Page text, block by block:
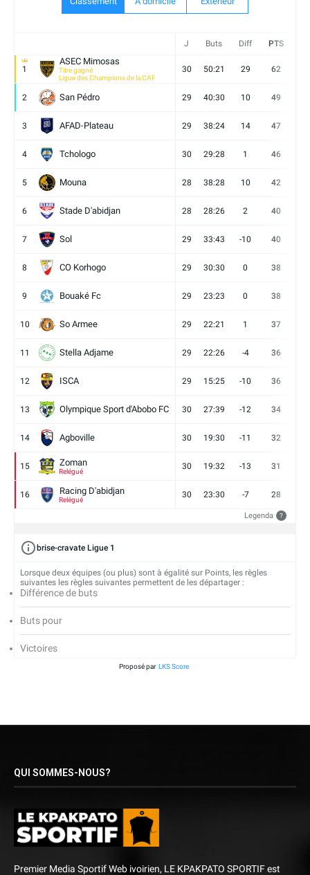
J Buts Diff PTS
1
ASEC Mimosas
Titre gagné
Ligue des Champions de la CAF
30 50:21 29 62
2 San Pédro 29 40:30 10 49
3 AFAD-Plateau 29 38:24 14 47
4 Tchologo 30 29:28 1 46
5 Mouna 28 38:28 10 42
6 Stade D'abidjan 28 28:26 2 40
7 Sol 29 33:43 -10 40
8 CO Korhogo 29 30:30 0 38
9 Bouaké Fc 29 23:23 0 38
10 So Armee 29 22:21 1 37
11 Stella Adjame 29 22:26 -4 36
12 ISCA 29 15:25 -10 36
13 Olympique Sport d'Abobo FC 30 27:39 -12 34
14 Agboville 30 19:30 -11 32
15 Zoman
Relégué
30 19:32 -13 31
16 Racing D'abidjan
Relégué
30 23:30 -7 28
Legenda ?
brise-cravate Ligue 1
Lorsque deux équipes (ou plus) sont à égalité sur Points, les règles
suivantes les règles suivantes permettent de les départager :
Différence de buts
Buts pour
Victoires
Proposé par LKS Score
QUI SOMMES-NOUS?
Premier Media Sportif Web ivoirien, LE KPAKPATO SPORTIF est